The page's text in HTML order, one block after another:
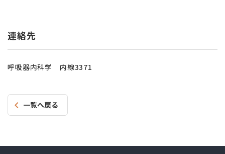
連絡先
呼吸器内科学 内線3371
一覧へ戻る